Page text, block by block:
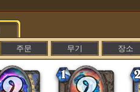
주문 무기 장소